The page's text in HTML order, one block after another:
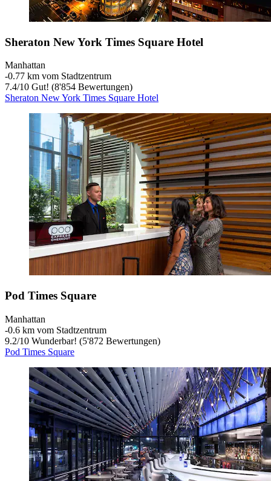
Sheraton New York Times Square Hotel
Manhattan
‐0.77 km vom Stadtzentrum
7.4/10 Gut! (8'854 Bewertungen)
Sheraton New York Times Square Hotel
Pod Times Square
Manhattan
‐0.6 km vom Stadtzentrum
9.2/10 Wunderbar! (5'872 Bewertungen)
Pod Times Square